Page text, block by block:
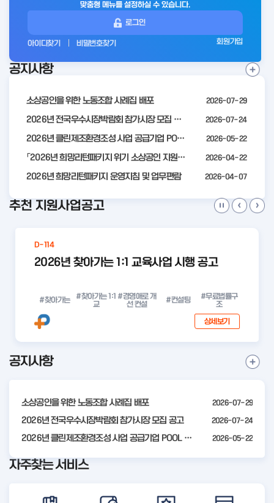
전
맞춤형 메뉴를 설정하실 수 있습니다.
로그인
아이디찾기 비밀번호찾기 회원가입
공지사항
소상공인을 위한 노동조합 사례집 배포 2026-07-29
2026년 전국우수시장박람회 참가시장 모집 공고 2026-07-24
2026년 클린제조환경조성 사업 공급기업 POOL 안내 2026-05-22
「2026년 희망리턴패키지 위기 소상공인 지원」모집 통합 2차 수정 공고 2026-04-22
2026년 희망리턴패키지 운영지침 및 업무편람 2026-04-07
공
추천 지원사업공고
D-114
2026년 찾아가는 1:1 교육사업 시행 공고
#찾아가는
#찾아가는 1:1
교
#경영애로 개
선 컨설
#컨설팅
#무료법률구
조
상세보기
I
4
공지사항
소상공인을 위한 노동조합 사례집 배포 2026-07-29
2026년 전국우수시장박람회 참가시장 모집 공고 2026-07-24
2026년 클린제조환경조성 사업 공급기업 POOL 안내 2026-05-22
공
항
보
기
자주찾는 서비스